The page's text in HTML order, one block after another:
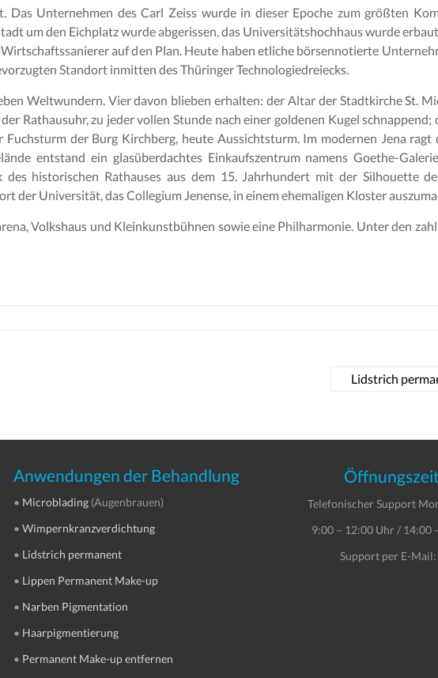
Unternehmen des Carl Zeiss wurde in dieser Epoche zum größten
um den Eichplatz wurde abgerissen, das Universitätshochhaus wurde
auf den Plan. Heute haben etliche börsennotierte
Standort inmitten des Thüringer Technologiedreiecks.
Weltwundern. Vier davon blieben erhalten: der Altar der Stadtkirche St.
Rathausuhr, zu jeder vollen Stunde nach einer goldenen Kugel schnappend;
der Burg Kirchberg, heute Aussichtsturm. Im modernen Jena ragt
entstand ein glasüberdachtes Einkaufszentrum namens Goethe-
historischen Rathauses aus dem 15. Jahrhundert mit der Silhouette
der Universität, das Collegium Jenense, in einem ehemaligen Kloster
Volkshaus und Kleinkunstbühnen sowie eine Philharmonie. Unter den
Lidstrich
Anwendungen der Behandlung
• Microblading (Augenbrauen)
•Wimpernkranzverdichtung
• Lidstrich permanent
• Lippen Permanent Make-up
• Narben Pigmentation
• Haarpigmentierung
• Permanent Make-up entfernen
Telefonischer Support
9:00 – 12:00 Uhr / 14:00
Support per E-